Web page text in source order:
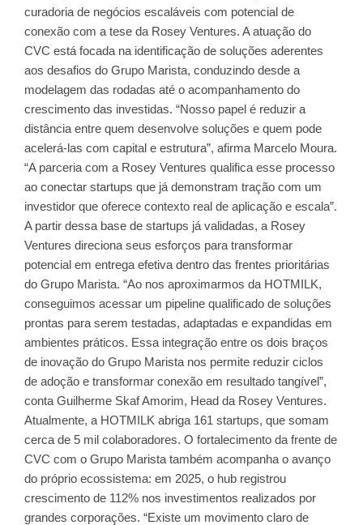
curadoria de negócios escaláveis com potencial de
conexão com a tese da Rosey Ventures. A atuação do
CVC está focada na identificação de soluções aderentes
aos desafios do Grupo Marista, conduzindo desde a
modelagem das rodadas até o acompanhamento do
crescimento das investidas. “Nosso papel é reduzir a
distância entre quem desenvolve soluções e quem pode
acelerá-las com capital e estrutura”, afirma Marcelo Moura.
“A parceria com a Rosey Ventures qualifica esse processo
ao conectar startups que já demonstram tração com um
investidor que oferece contexto real de aplicação e escala”.
A partir dessa base de startups já validadas, a Rosey
Ventures direciona seus esforços para transformar
potencial em entrega efetiva dentro das frentes prioritárias
do Grupo Marista. “Ao nos aproximarmos da HOTMILK,
conseguimos acessar um pipeline qualificado de soluções
prontas para serem testadas, adaptadas e expandidas em
ambientes práticos. Essa integração entre os dois braços
de inovação do Grupo Marista nos permite reduzir ciclos
de adoção e transformar conexão em resultado tangível”,
conta Guilherme Skaf Amorim, Head da Rosey Ventures.
Atualmente, a HOTMILK abriga 161 startups, que somam
cerca de 5 mil colaboradores. O fortalecimento da frente de
CVC com o Grupo Marista também acompanha o avanço
do próprio ecossistema: em 2025, o hub registrou
crescimento de 112% nos investimentos realizados por
grandes corporações. “Existe um movimento claro de